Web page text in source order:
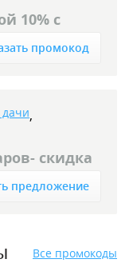
10% с
промокод
,
скидка
предложение
Все промокоды